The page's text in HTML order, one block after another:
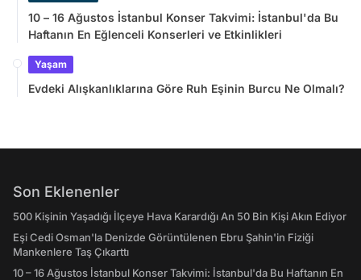
10 – 16 Ağustos İstanbul Konser Takvimi: İstanbul'da Bu
Haftanın En Eğlenceli Konserleri ve Etkinlikleri
Yaşam
Evdeki Alışkanlıklarına Göre Ruh Eşinin Burcu Ne Olmalı?
Son Eklenenler
500 Kişinin Yaşadığı İlçeye Hava Karardığı An 50 Bin Kişi Akın Ediyor
Eşi Cedi Osman'la Denizde Görüntülenen Ebru Şahin'in Fiziği
Mankenlere Taş Çıkarttı
10 – 16 Ağustos İstanbul Konser Takvimi: İstanbul'da Bu Haftanın En